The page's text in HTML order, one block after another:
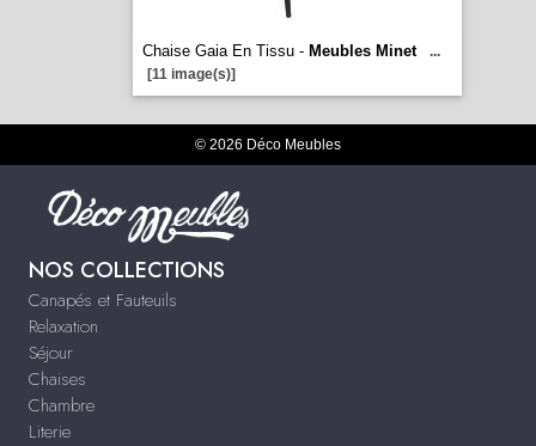
Chaise Gaia En Tissu - Meubles Minet
...
[11 image(s)]
© 2026 Déco Meubles
NOS COLLECTIONS
Canapés et Fauteuils
Relaxation
Séjour
Chaises
Chambre
Literie